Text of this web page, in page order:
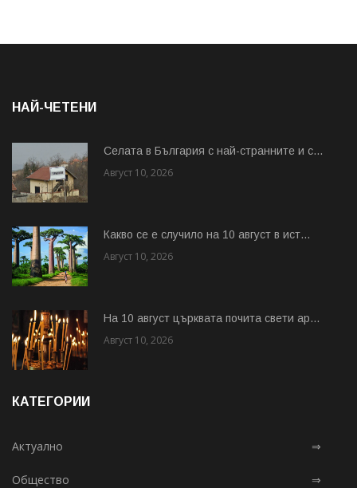
НАЙ-ЧЕТЕНИ
Cелата в България с най-странните и с...
Август 10, 2026
Какво се е случило на 10 август в ист...
Август 10, 2026
На 10 август църквата почита свети ар...
Август 10, 2026
КАТЕГОРИИ
Актуално ⇒
Общество ⇒